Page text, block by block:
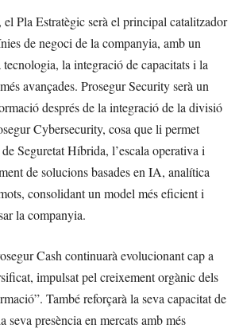
Pla Estratègic serà el principal catalitzador
de negoci de la companyia, amb un
la integració de capacitats i la
avançades. Prosegur Security serà un
després de la integració de la divisió
Cybersecurity, cosa que li permet
Seguretat Híbrida, l’escala operativa i
de solucions basades en IA, analítica
consolidant un model més eficient i
la companyia.
Cash continuarà evolucionant cap a
impulsat pel creixement orgànic dels
També reforçarà la seva capacitat de
seva presència en mercats amb més